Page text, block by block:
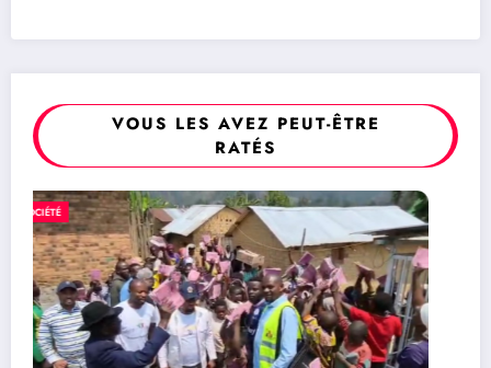
VOUS LES AVEZ PEUT-ÊTRE
RATÉS
POLITIQUE